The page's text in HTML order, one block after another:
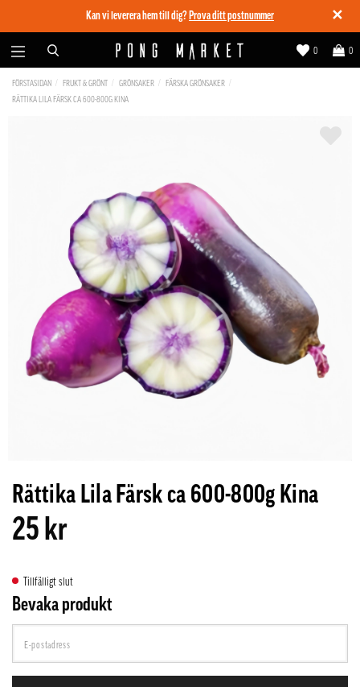
✕
Kan vi leverera hem till dig? Prova ditt postnummer
0
0
FÖRSTASIDAN FRUKT & GRÖNT GRÖNSAKER
FÄRSKA GRÖNSAKER
RÄTTIKA LILA FÄRSK CA 600-800G KINA
Rättika Lila Färsk ca 600-800g Kina
25 kr
Tillfälligt slut
Bevaka produkt